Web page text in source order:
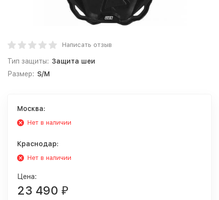
Написать отзыв
Тип защиты: Защита шеи
Размер: S/M
Москва:
Нет в наличии
Краснодар:
Нет в наличии
Цена:
23 490 ₽